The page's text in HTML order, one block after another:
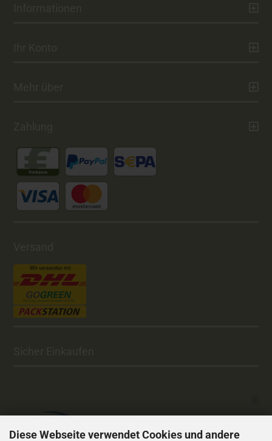
Diese Webseite verwendet Cookies und andere